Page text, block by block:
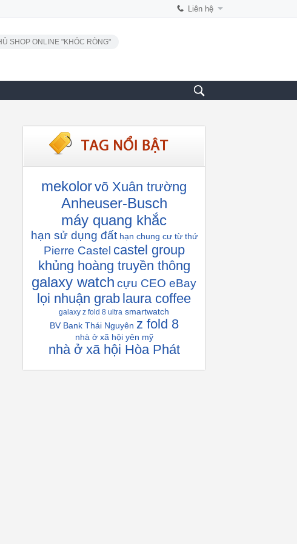
Liên hệ
SHOP ONLINE "KHÓC RÒNG"
mekolorvõ Xuân trường
Anheuser-Busch
máy quang khắc
hạn sử dụng đất hạn chung cư từ thứ
Pierre Castel castel group
khủng hoàng truyền thông
galaxy watch cựu CEO eBay
lọi nhuận grab laura coffee
galaxy z fold 8 ultra smartwatch
BV Bank Thái Nguyên z fold 8
nhà ở xã hội yên mỹ
nhà ở xã hội Hòa Phát